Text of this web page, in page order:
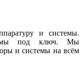
и системы.
под ключ. Мы
и системы на всём